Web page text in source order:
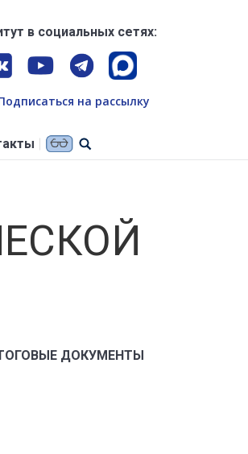
в социальных сетях:
на рассылку
ДОКУМЕНТЫ